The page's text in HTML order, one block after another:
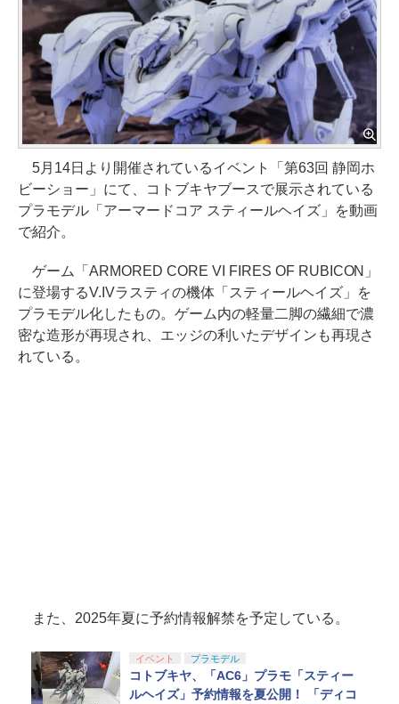
5月14日より開催されているイベント「第63回 静岡ホ
ビーショー」にて、コトブキヤブースで展示されている
プラモデル「アーマードコア スティールヘイズ」を動画
で紹介。
ゲーム「ARMORED CORE VI FIRES OF RUBICON」
に登場するV.IVラスティの機体「スティールヘイズ」を
プラモデル化したもの。ゲーム内の軽量二脚の繊細で濃
密な造形が再現され、エッジの利いたデザインも再現さ
れている。
また、2025年夏に予約情報解禁を予定している。
イベント プラモデル
コトブキヤ、「AC6」プラモ「スティー
ルヘイズ」予約情報を夏公開！ 「ディコ